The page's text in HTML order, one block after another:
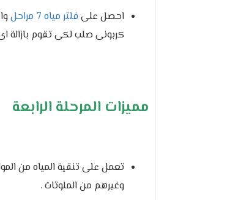
احصل علىفلتر مياه 7 مراحل
كربونى صلب لكى تقوم بازالة
مميزات المرحلة الرابعة
تعمل على تنقية المياه من
وغيرهم من الملوثات .